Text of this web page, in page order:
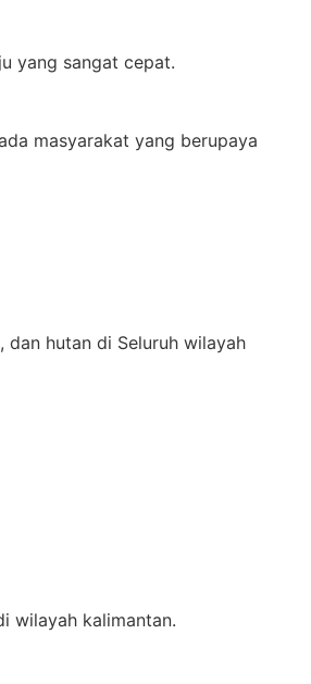
yang sangat cepat.
masyarakat yang berupaya
hutan di Seluruh wilayah
wilayah kalimantan.